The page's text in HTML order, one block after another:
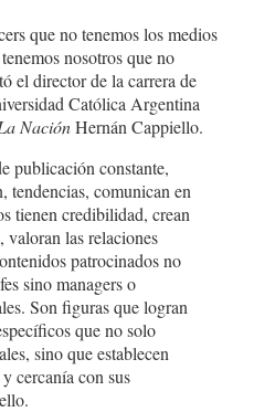
que no tenemos los medios
nosotros que no
el director de la carrera de
Católica Argentina
NaciónHernán Cappiello.
publicación constante,
tendencias, comunican en
tienen credibilidad, crean
valoran las relaciones
patrocinados no
sino managers o
Son figuras que logran
que no solo
sino que establecen
cercanía con sus